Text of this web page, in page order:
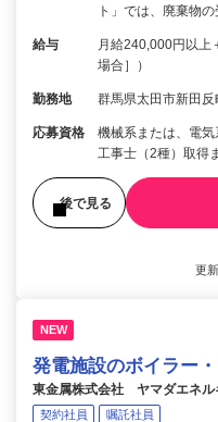
ト」では、廃棄物
給与
月給240,000円以上
場合］）
勤務地 群馬県太田市新田反
応募資格
機械系または、電
工事士（2種）取得
後で見る
更
NEW
発電施設のボイラー
東金属株式会社 ヤマダエネル
契約社員 嘱託社員